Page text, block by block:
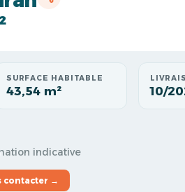
SURFACE HABITABLE
43,54 m² 10/
indicative
contacter →